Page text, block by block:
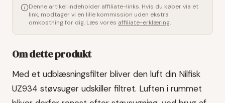
Denne artikel indeholder affiliate-links. Hvis du køber via et
link, modtager vi en lille kommission uden ekstra
omkostning for dig. Læs vores affiliate-erklæring.
Om dette produkt
Med et udblæsningsfilter bliver den luft din Nilfisk
UZ934 støvsuger udskiller filtret. Luften i rummet